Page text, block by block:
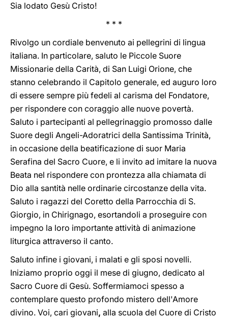
Sia lodato Gesù Cristo!
* * *
Rivolgo un cordiale benvenuto ai pellegrini di lingua
italiana. In particolare, saluto le Piccole Suore
Missionarie della Carità, di San Luigi Orione, che
stanno celebrando il Capitolo generale, ed auguro loro
di essere sempre più fedeli al carisma del Fondatore,
per rispondere con coraggio alle nuove povertà.
Saluto i partecipanti al pellegrinaggio promosso dalle
Suore degli Angeli-Adoratrici della Santissima Trinità,
in occasione della beatificazione di suor Maria
Serafina del Sacro Cuore, e li invito ad imitare la nuova
Beata nel rispondere con prontezza alla chiamata di
Dio alla santità nelle ordinarie circostanze della vita.
Saluto i ragazzi del Coretto della Parrocchia di S.
Giorgio, in Chirignago, esortandoli a proseguire con
impegno la loro importante attività di animazione
liturgica attraverso il canto.
Saluto infine i giovani, i malati e gli sposi novelli.
Iniziamo proprio oggi il mese di giugno, dedicato al
Sacro Cuore di Gesù. Soffermiamoci spesso a
contemplare questo profondo mistero dell'Amore
divino. Voi, cari giovani, alla scuola del Cuore di Cristo